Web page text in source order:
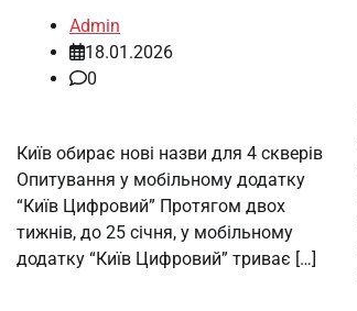
Admin
18.01.2026
0
Київ обирає нові назви для 4 скверів
Опитування у мобільному додатку
“Київ Цифровий” Протягом двох
тижнів, до 25 січня, у мобільному
додатку “Київ Цифровий” триває […]